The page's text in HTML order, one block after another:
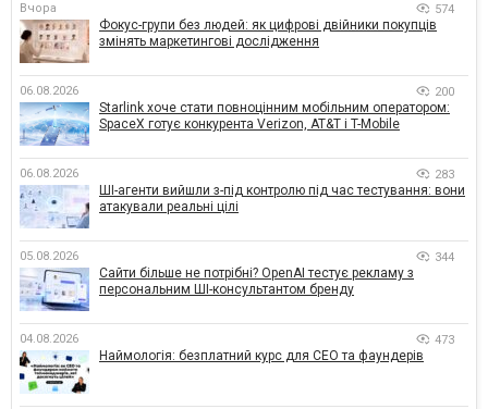
Вчора 574
Фокус-групи без людей: як цифрові двійники покупців
змінять маркетингові дослідження
06.08.2026 200
Starlink хоче стати повноцінним мобільним оператором:
SpaceX готує конкурента Verizon, AT&T і T-Mobile
06.08.2026 283
ШІ-агенти вийшли з-під контролю під час тестування: вони
атакували реальні цілі
05.08.2026 344
Сайти більше не потрібні? OpenAI тестує рекламу з
персональним ШІ-консультантом бренду
04.08.2026 473
Наймологія: безплатний курс для CEO та фаундерів